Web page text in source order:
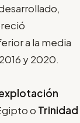
a la media
y 2020.
o Trinidad